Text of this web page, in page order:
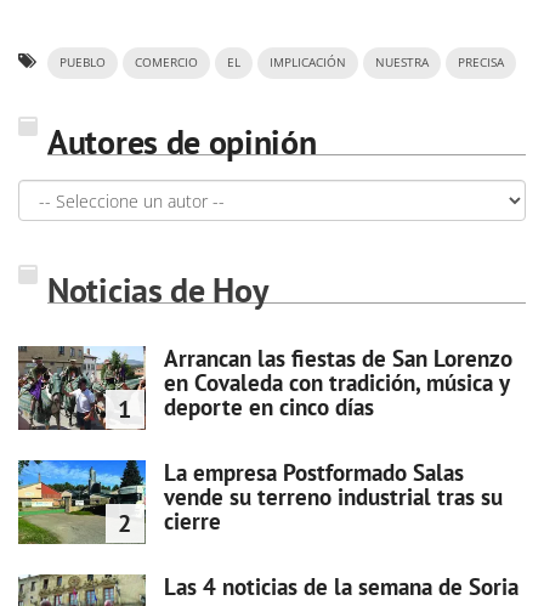
PUEBLO COMERCIO EL IMPLICACIÓN NUESTRA PRECISA
Autores de opinión
Noticias de Hoy
1
Arrancan las fiestas de San Lorenzo
en Covaleda con tradición, música y
deporte en cinco días
2
La empresa Postformado Salas
vende su terreno industrial tras su
cierre
Las 4 noticias de la semana de Soria